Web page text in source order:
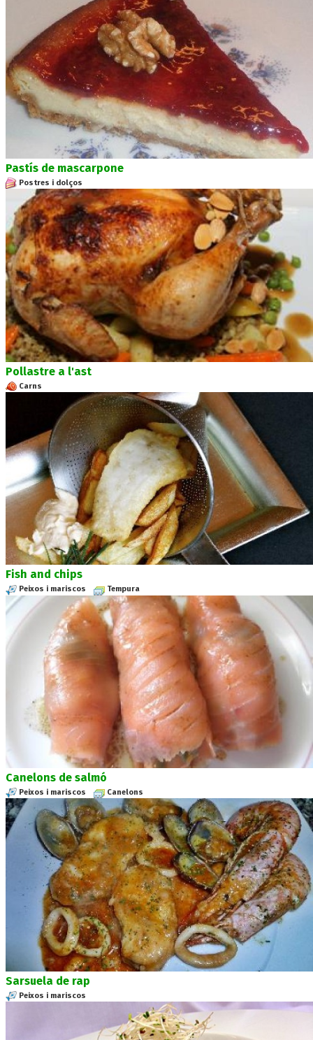
Pastís de mascarpone
Postres i dolços
Pollastre a l'ast
Carns
Fish and chips
Peixos i mariscos Tempura
Canelons de salmó
Peixos i mariscos Canelons
Sarsuela de rap
Peixos i mariscos